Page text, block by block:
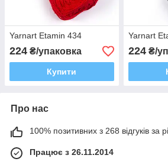
Yarnart Etamin 434
224 ₴/упаковка
Купити
Yarnart
224₴/
Про нас
100% позитивних з 268 відгуків за
Працює з 26.11.2014